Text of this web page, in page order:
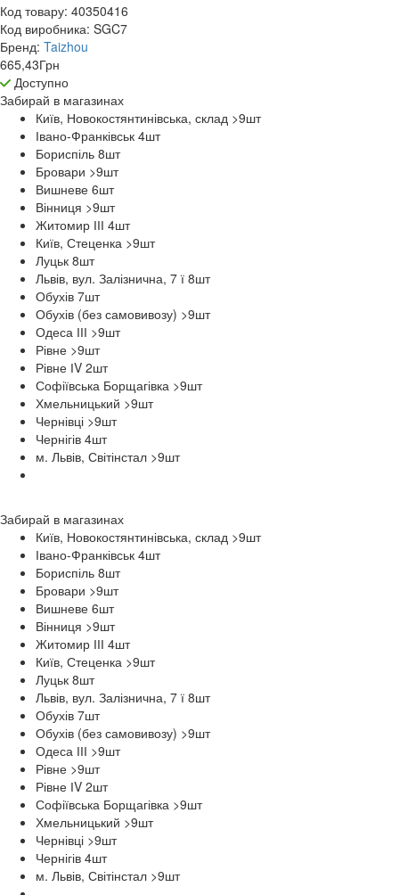
Код товару: 40350416
Код виробника: SGC7
Бренд: Taizhou
665,43Грн
Доступно
Забирай в магазинах
Київ, Новокостянтинівська, склад >9шт
Івано-Франківськ 4шт
Бориспіль 8шт
Бровари >9шт
Вишневе 6шт
Вінниця >9шт
Житомир ІІІ 4шт
Київ, Стеценка >9шт
Луцьк 8шт
Львів, вул. Залізнична, 7 ї 8шт
Обухів 7шт
Обухів (без самовивозу) >9шт
Одеса ІІІ >9шт
Рівне >9шт
Рівне ІV 2шт
Софіївська Борщагівка >9шт
Хмельницький >9шт
Чернівці >9шт
Чернігів 4шт
м. Львів, Світінстал >9шт
Забирай в магазинах
Київ, Новокостянтинівська, склад >9шт
Івано-Франківськ 4шт
Бориспіль 8шт
Бровари >9шт
Вишневе 6шт
Вінниця >9шт
Житомир ІІІ 4шт
Київ, Стеценка >9шт
Луцьк 8шт
Львів, вул. Залізнична, 7 ї 8шт
Обухів 7шт
Обухів (без самовивозу) >9шт
Одеса ІІІ >9шт
Рівне >9шт
Рівне ІV 2шт
Софіївська Борщагівка >9шт
Хмельницький >9шт
Чернівці >9шт
Чернігів 4шт
м. Львів, Світінстал >9шт